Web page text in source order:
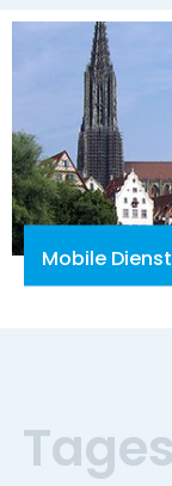
Mobile